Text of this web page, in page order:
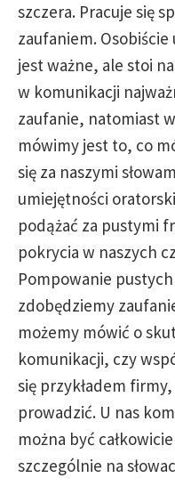
szczera. Pracuje się
zaufaniem.
jest ważne, ale stoi
w komunikacji
zaufanie, natomiast
mówimy jest to, co
się za naszymi
umiejętności
podążać za pustymi
pokrycia w naszych
Pompowanie
zdobędziemy
możemy mówić o
komunikacji, czy
się przykładem
prowadzić. U nas
można być
szczególnie na